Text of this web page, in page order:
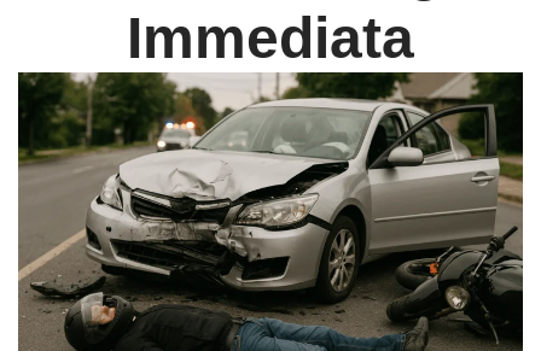
Immediata